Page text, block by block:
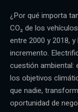
¿Por qué importa
CO₂ de los
entre 2000 y 2018,
incremento.
cuestión ambiental:
los objetivos
que nadie,
oportunidad de